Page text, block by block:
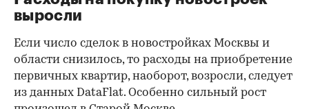
выросли
Если число сделок в новостройках Москвы и
области снизилось, то расходы на приобретение
первичных квартир, наоборот, возросли, следует
из данных DataFlat. Особенно сильный рост